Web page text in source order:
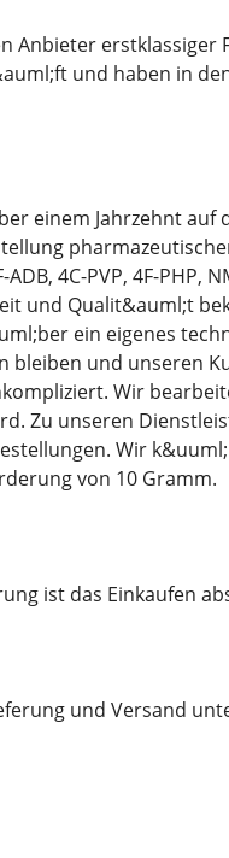
Anbieter
und haben in
einem Jahrzehnt
ADB, 4C-PVP, 4F-
und Qualit&auml;t
ein eigenes
bleiben und unseren
Wir
Zu unseren
Wir
von 10 Gramm.
ist das Einkaufen
und Versand